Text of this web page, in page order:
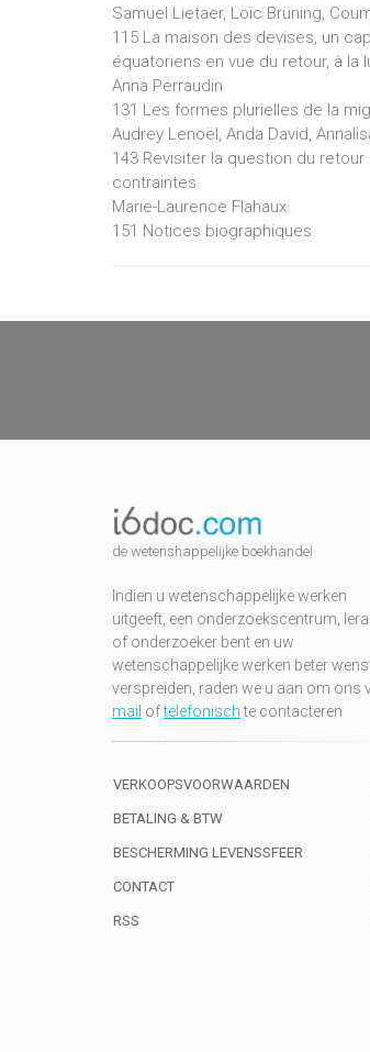
Samuel Lietaer, Loïc Brüning,
115 La maison des devises, un
équatoriens en vue du retour, à
Anna Perraudin
131 Les formes plurielles de la
Audrey Lenoël, Anda David,
143 Revisiter la question du
contraintes
Marie-Laurence Flahaux
151 Notices biographiques
de wetenshappelijke boekhandel
Indien u wetenschappelijke werken
uitgeeft, een onderzoekscentrum,
of onderzoeker bent en uw
wetenschappelijke werken beter
verspreiden, raden we u aan om ons
mail oftelefonischte contacteren
VERKOOPSVOORWAARDEN
BETALING & BTW
BESCHERMING LEVENSSFEER
CONTACT
RSS